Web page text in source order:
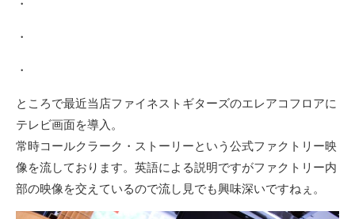
・
・
・
ところで最近当店ファイネストギターズのエレアコフロアに
テレビ画面を導入。
常時コールクラーク・ストーリーという公式ファクトリー映
像を流しております。英語による説明ですがファクトリー内
部の映像を交えているので流し見でも興味深いですねぇ。